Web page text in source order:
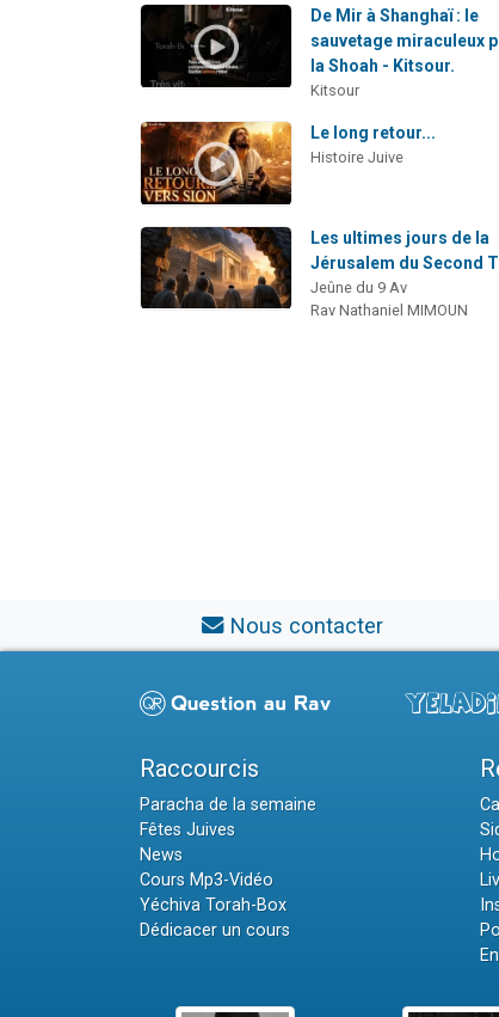
De Mir à Shanghaï : le
sauvetage miraculeux
la Shoah - Kitsour.
Kitsour
Le long retour...
Histoire Juive
Les ultimes jours de la
Jérusalem du Second
Jeûne du 9 Av
Rav Nathaniel MIMOUN
Nous contacter
Raccourcis
Paracha de la semaine
Fêtes Juives
News
Cours Mp3-Vidéo
Yéchiva Torah-Box
Dédicacer un cours